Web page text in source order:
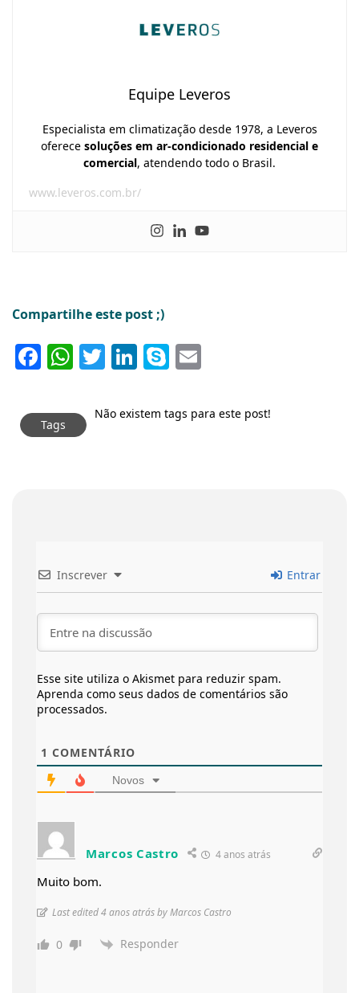
Equipe Leveros
Especialista em climatização desde 1978, a Leveros
oferece soluções em ar-condicionado residencial e
comercial, atendendo todo o Brasil.
www.leveros.com.br/
Compartilhe este post ;)
Facebook
WhatsApp
Twitter
LinkedIn
Skype
Tags
Não existem tags para este post!
Inscrever Entrar
Esse site utiliza o Akismet para reduzir spam.
Aprenda como seus dados de comentários são
processados.
1 COMENTÁRIO
Novos
Marcos Castro 4 anos atrás
Muito bom.
Last edited 4 anos atrás by Marcos Castro
0 Responder